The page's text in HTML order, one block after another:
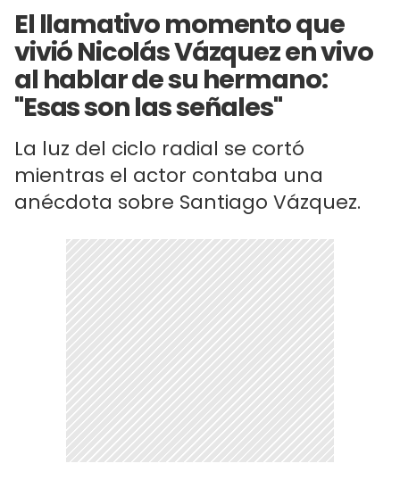
El llamativo momento que
vivió Nicolás Vázquez en vivo
al hablar de su hermano:
"Esas son las señales"
La luz del ciclo radial se cortó
mientras el actor contaba una
anécdota sobre Santiago Vázquez.